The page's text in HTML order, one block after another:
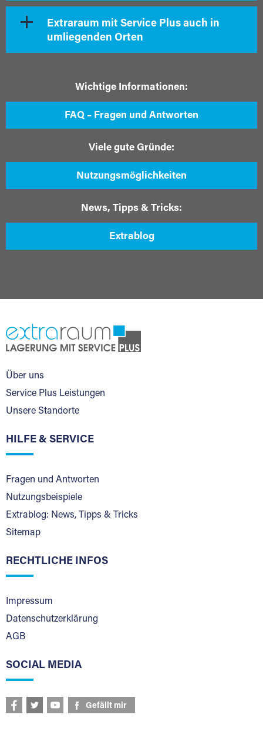
Extraraum mit Service Plus auch in
umliegenden Orten
Wichtige Informationen:
FAQ – Fragen und Antworten
Viele gute Gründe:
Nutzungsmöglichkeiten
News, Tipps & Tricks:
Extrablog
Über uns
Service Plus Leistungen
Unsere Standorte
HILFE & SERVICE
Fragen und Antworten
Nutzungsbeispiele
Extrablog: News, Tipps & Tricks
Sitemap
RECHTLICHE INFOS
Impressum
Datenschutzerklärung
AGB
SOCIAL MEDIA
Gefällt mir